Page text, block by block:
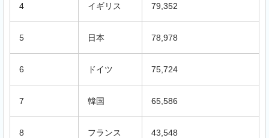
4 イギリス 79,352
5 日本 78,978
6 ドイツ 75,724
7 韓国 65,586
8 フランス 43,548